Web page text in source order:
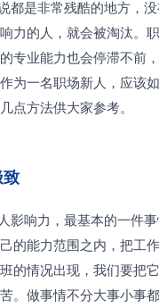
力的人，就会被淘汰。
专业能力也会停滞不前
为一名职场新人，应该
点方法供大家参考。
的能力范围之内，把工
的情况出现，我们要把
。做事情不分大事小事